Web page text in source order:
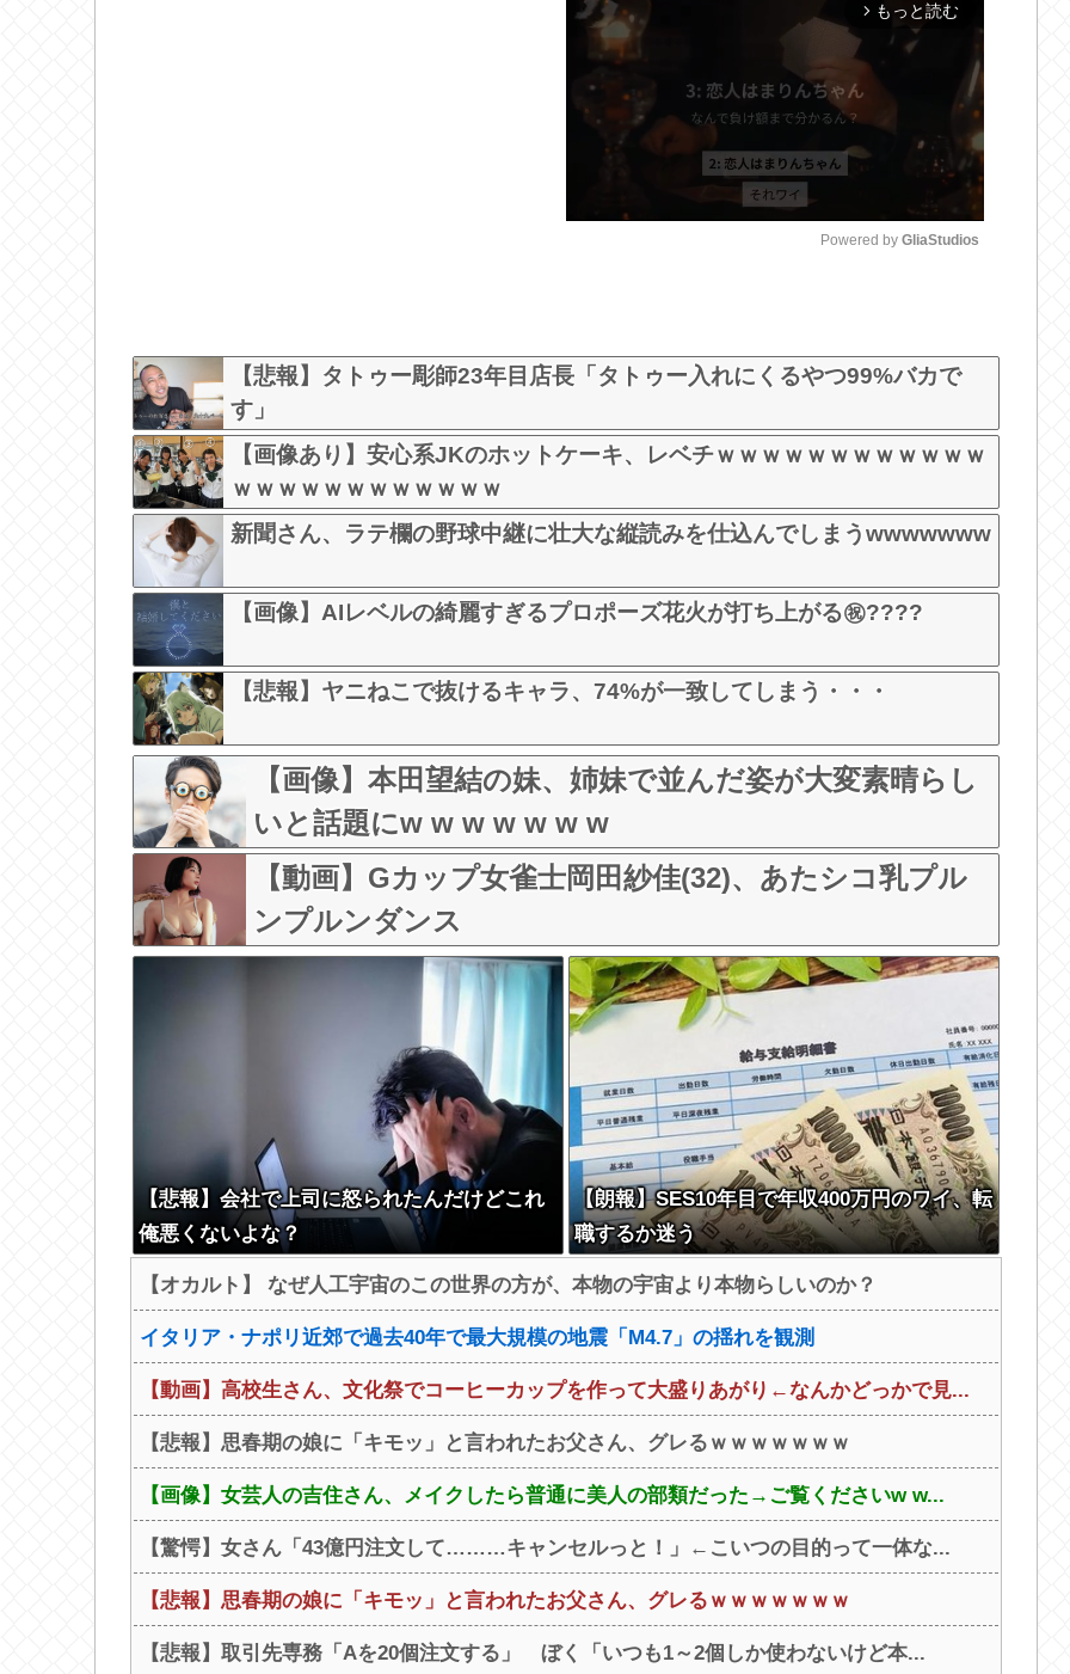
t
Powered by GliaStudios
【悲報】タトゥー彫師23年目店長「タトゥー入れにくるやつ99%バカで
す」
【画像あり】安心系JKのホットケーキ、レベチｗｗｗｗｗｗｗｗｗｗｗｗ
ｗｗｗｗｗｗｗｗｗｗｗｗ
新聞さん、ラテ欄の野球中継に壮大な縦読みを仕込んでしまうwwwwwww
【画像】AIレベルの綺麗すぎるプロポーズ花火が打ち上がる㊗????
【悲報】ヤニねこで抜けるキャラ、74%が一致してしまう・・・
【画像】本田望結の妹、姉妹で並んだ姿が大変素晴らし
いと話題にw w w w w w w
【動画】Gカップ女雀士岡田紗佳(32)、あたシコ乳プル
ンプルンダンス
【悲報】会社で上司に怒られたんだけどこれ
俺悪くないよな？
【朗報】SES10年目で年収400万円のワイ、転
職するか迷う
【オカルト】 なぜ人工宇宙のこの世界の方が、本物の宇宙より本物らしいのか？
イタリア・ナポリ近郊で過去40年で最大規模の地震「M4.7」の揺れを観測
【動画】高校生さん、文化祭でコーヒーカップを作って大盛りあがり←なんかどっかで見...
【悲報】思春期の娘に「キモッ」と言われたお父さん、グレるｗｗｗｗｗｗｗ
【画像】女芸人の吉住さん、メイクしたら普通に美人の部類だった→ご覧くださいw w...
【驚愕】女さん「43億円注文して………キャンセルっと！」←こいつの目的って一体な...
【悲報】思春期の娘に「キモッ」と言われたお父さん、グレるｗｗｗｗｗｗｗ
【悲報】取引先専務「Aを20個注文する」 ぼく「いつも1～2個しか使わないけど本...